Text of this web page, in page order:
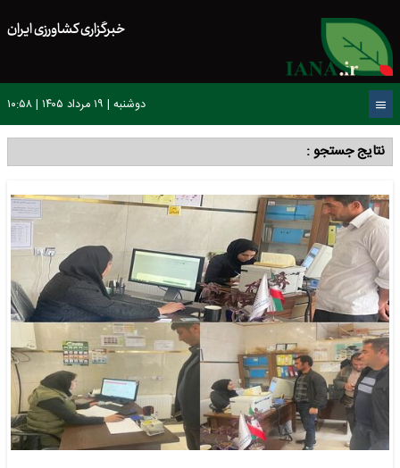
خبرگزاری کشاورزی ایران
دوشنبه | ۱۹ مرداد ۱۴۰۵ | ۱۰:۵۸
نتایج جستجو :